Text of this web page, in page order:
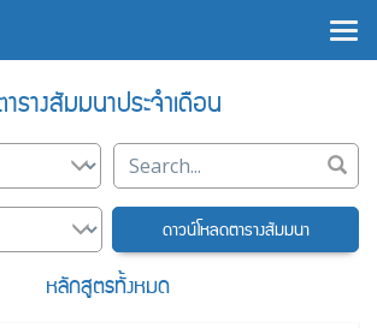
รางสัมมนาประจำเดือน
ดาวน์โหลดตารางสัมมนา
หลักสูตรทั้งหมด
×